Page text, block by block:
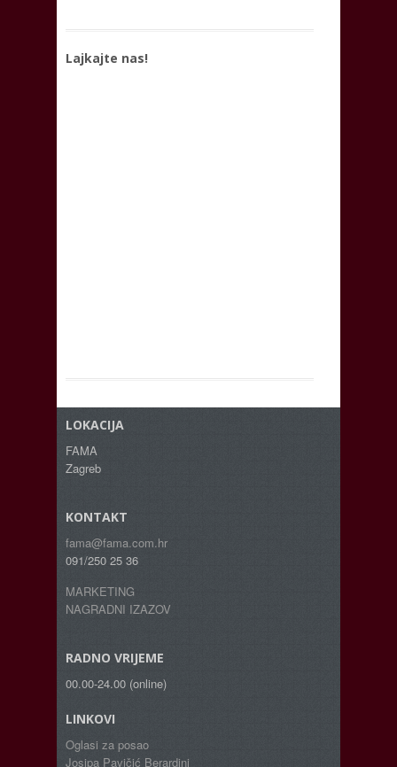
Lajkajte nas!
LOKACIJA
FAMA
Zagreb
KONTAKT
fama@fama.com.hr
091/250 25 36
MARKETING
NAGRADNI IZAZOV
RADNO VRIJEME
00.00-24.00 (online)
LINKOVI
Oglasi za posao
Josipa Pavičić Berardini